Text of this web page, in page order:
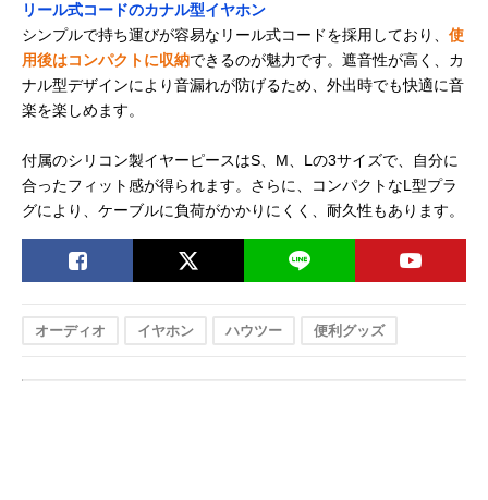
リール式コードのカナル型イヤホン
シンプルで持ち運びが容易なリール式コードを採用しており、 使
用後はコンパクトに収納できるのが魅力です。遮音性が高く、カ
ナル型デザインにより音漏れが防げるため、外出時でも快適に音
楽を楽しめます。
付属のシリコン製イヤーピースはS、M、Lの3サイズで、自分に
合ったフィット感が得られます。さらに、コンパクトなL型プラ
グにより、ケーブルに負荷がかかりにくく、耐久性もあります。
オーディオ イヤホン ハウツー 便利グッズ